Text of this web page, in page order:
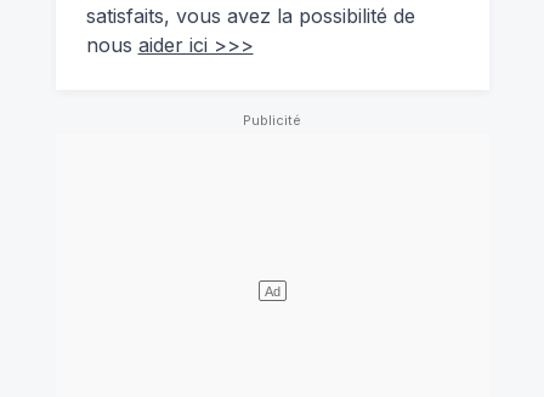
satisfaits, vous avez la possibilité de
nous aider ici >>>